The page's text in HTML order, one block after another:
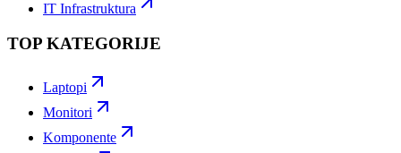
IT Infrastruktura
TOP KATEGORIJE
Laptopi
Monitori
Komponente